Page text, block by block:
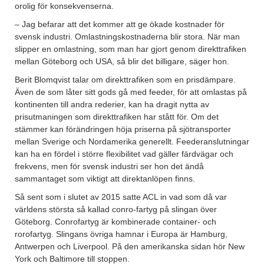
orolig för konsekvenserna.
– Jag befarar att det kommer att ge ökade kostnader för
svensk industri. Omlastningskostnaderna blir stora. När man
slipper en omlastning, som man har gjort genom direkttrafiken
mellan Göteborg och USA, så blir det billigare, säger hon.
Berit Blomqvist talar om direkttrafiken som en prisdämpare.
Även de som låter sitt gods gå med feeder, för att omlastas på
kontinenten till andra rederier, kan ha dragit nytta av
prisutmaningen som direkttrafiken har stått för. Om det
stämmer kan förändringen höja priserna på sjötransporter
mellan Sverige och Nordamerika generellt. Feederanslutningar
kan ha en fördel i större flexibilitet vad gäller färdvägar och
frekvens, men för svensk industri ser hon det ändå
sammantaget som viktigt att direktanlöpen finns.
Så sent som i slutet av 2015 satte ACL in vad som då var
världens största så kallad conro-fartyg på slingan över
Göteborg. Conrofartyg är kombinerade container- och
rorofartyg. Slingans övriga hamnar i Europa är Hamburg,
Antwerpen och Liverpool. På den amerikanska sidan hör New
York och Baltimore till stoppen.